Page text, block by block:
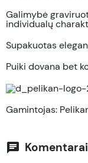
Galimybė
individualų
Supakuotas
Puiki dovana bet
Gamintojas:
chat